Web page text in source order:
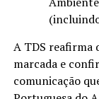
A TDS reafirma
marcada e
comunicação